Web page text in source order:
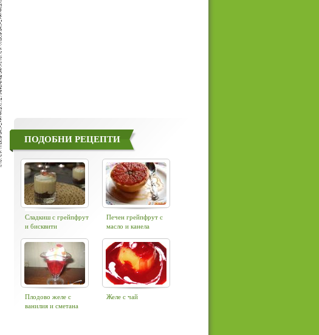
ПОДОБНИ РЕЦЕПТИ
Сладкиш с грейпфрут
и бисквити
Печен грейпфрут с
масло и канела
Плодово желе с
ванилия и сметана
Желе с чай